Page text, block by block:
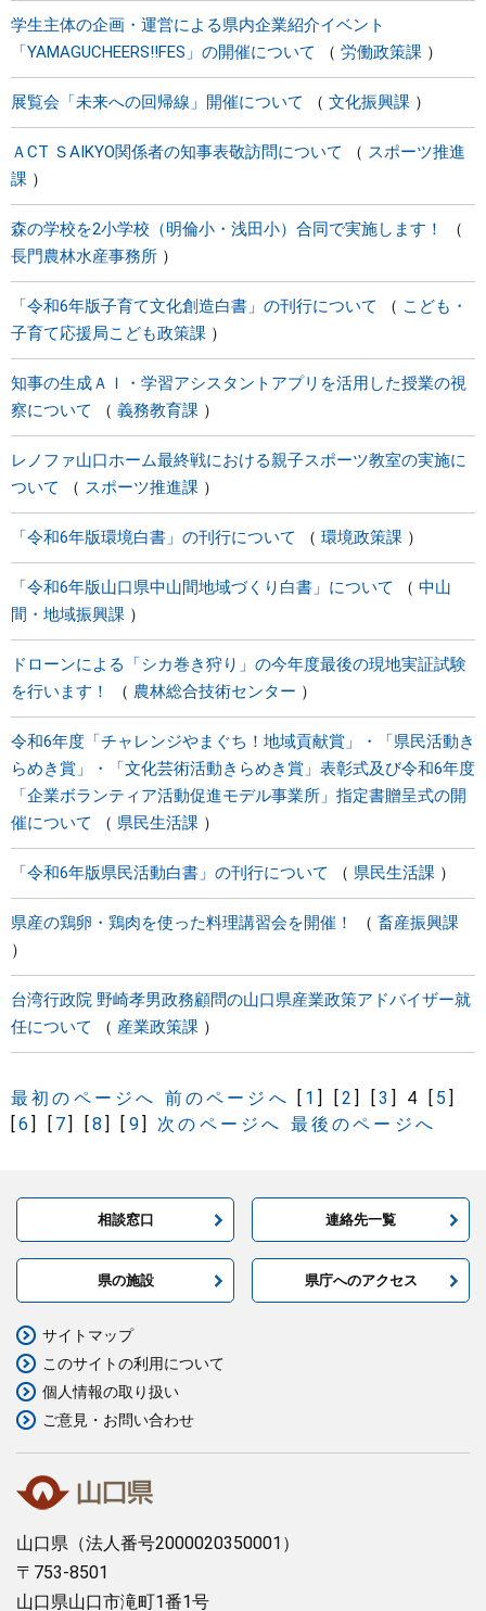
学生主体の企画・運営による県内企業紹介イベント
「YAMAGUCHEERS!!FES」の開催について
労働政策課
展覧会「未来への回帰線」開催について 文化振興課
ＡCT ＳAIKYO関係者の知事表敬訪問について
スポーツ推進
課
森の学校を2小学校（明倫小・浅田小）合同で実施します！
長門農林水産事務所
「令和6年版子育て文化創造白書」の刊行について
こども・
子育て応援局こども政策課
知事の生成ＡＩ・学習アシスタントアプリを活用した授業の視
察について
義務教育課
レノファ山口ホーム最終戦における親子スポーツ教室の実施に
ついて
スポーツ推進課
「令和6年版環境白書」の刊行について 環境政策課
「令和6年版山口県中山間地域づくり白書」について
中山
間・地域振興課
ドローンによる「シカ巻き狩り」の今年度最後の現地実証試験
を行います！
農林総合技術センター
令和6年度「チャレンジやまぐち！地域貢献賞」・「県民活動き
らめき賞」・「文化芸術活動きらめき賞」表彰式及び令和6年度
「企業ボランティア活動促進モデル事業所」指定書贈呈式の開
催について
県民生活課
「令和6年版県民活動白書」の刊行について 県民生活課
県産の鶏卵・鶏肉を使った料理講習会を開催！ 畜産振興課
台湾行政院 野崎孝男政務顧問の山口県産業政策アドバイザー就
任について
産業政策課
最初のページへ 前のページへ [ 1] [2] [3] 4 [ 5]
[6] [ 7] [8] [ 9] 次のページへ 最後のページへ
相談窓口 連絡先一覧
県の施設 県庁へのアクセス
山口県 （法人番号2000020350001）
〒753-8501
山口県山口市滝町1番1号
サイトマップ
このサイトの利用について
個人情報の取り扱い
ご意見・お問い合わせ